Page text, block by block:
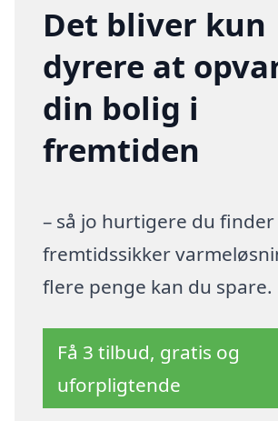
Det bliver kun
dyrere at
din bolig i
fremtiden
– så jo hurtigere du
fremtidssikker
flere penge kan du spare.
Få 3 tilbud, gratis og
uforpligtende